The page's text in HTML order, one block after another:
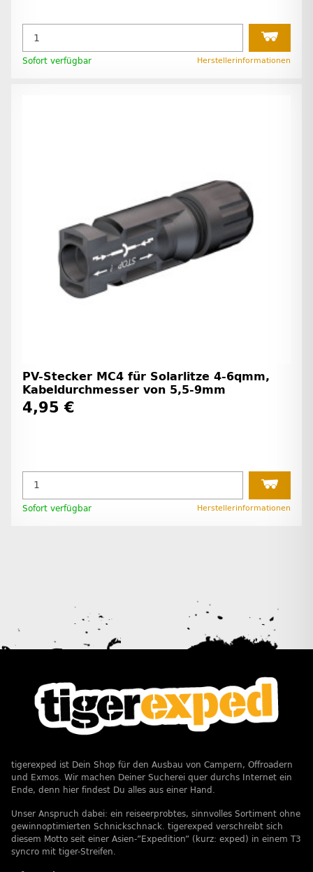
Sofort verfügbar Herstellerinformationen
PV-Stecker MC4 für Solarlitze 4-6qmm,
Kabeldurchmesser von 5,5-9mm
4,95 €
Sofort verfügbar Herstellerinformationen
tigerexped ist Dein Shop für den Ausbau von Campern, Offroadern
und Exmos. Wir machen Deiner Sucherei quer durchs Internet ein
Ende, denn hier findest Du alles aus einer Hand.
Unser Anspruch dabei: ein reiseerprobtes, sinnvolles Sortiment ohne
gewinnoptimierten Schnickschnack. tigerexped verschreibt sich
diesem Motto seit einer Asien-”Expedition” (kurz: exped) in einem T3
syncro mit tiger-Streifen.